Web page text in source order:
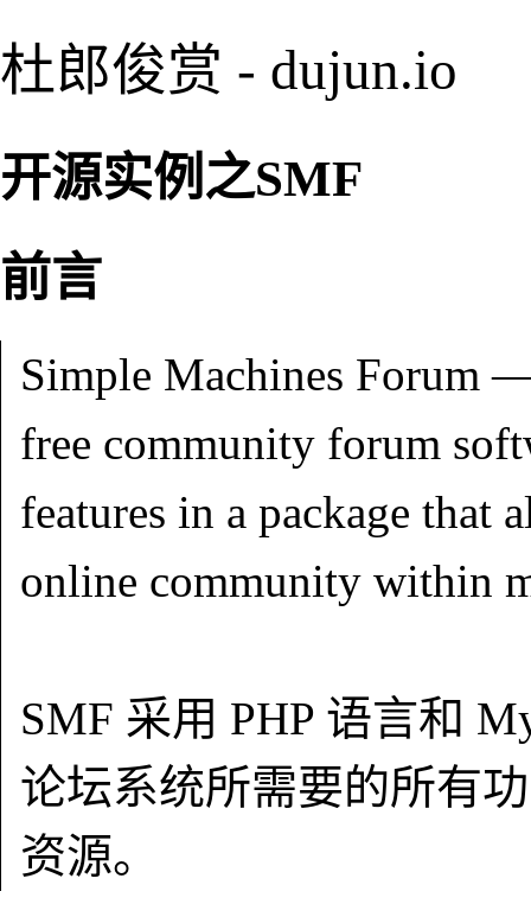
杜郎俊赏 - dujun.io
开源实例之SMF
前言
Simple Machines Forum
free community forum
features in a package that
online community within
SMF 采用 PHP 语言和
论坛系统所需要的所有
资源。